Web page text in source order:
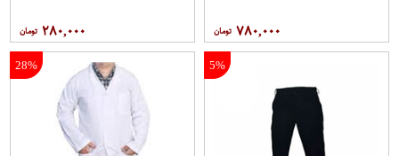
۷۸۰,۰۰۰ ۲۸۰,۰۰۰
5%
28%